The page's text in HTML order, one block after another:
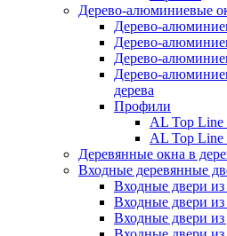
Дерево-алюминиевые
Дерево-
Дерево-
Дерево-
Дерево-
дерева
Профили
AL Top Line
AL Top Line
Деревянные окна в
Входные деревянные
Входные двери
Входные двери
Входные двери из